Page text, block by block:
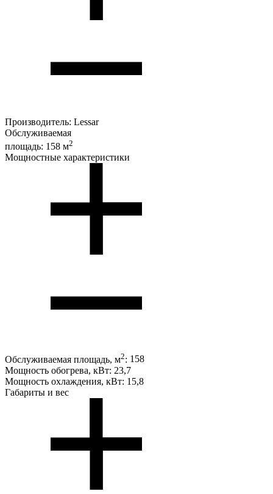
Производитель: Lessar
Обслуживаемая
площадь: 158 м2
Мощностные характеристики
Обслуживаемая площадь, м2: 158
Мощность обогрева, кВт: 23,7
Мощность охлаждения, кВт: 15,8
Габариты и вес